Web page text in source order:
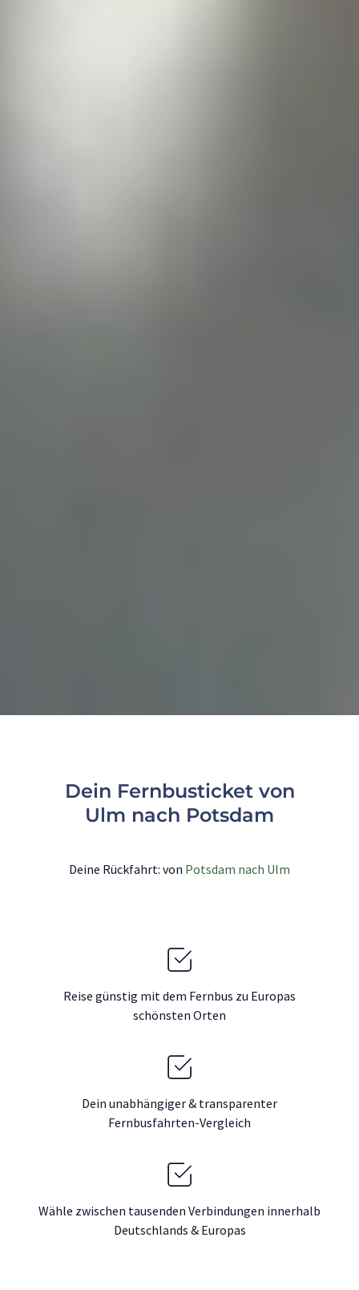
Dein Fernbusticket von
Ulm nach Potsdam
Deine Rückfahrt: von Potsdam nach Ulm
Reise günstig mit dem Fernbus zu Europas
schönsten Orten
Dein unabhängiger & transparenter
Fernbusfahrten-Vergleich
Wähle zwischen tausenden Verbindungen innerhalb
Deutschlands & Europas